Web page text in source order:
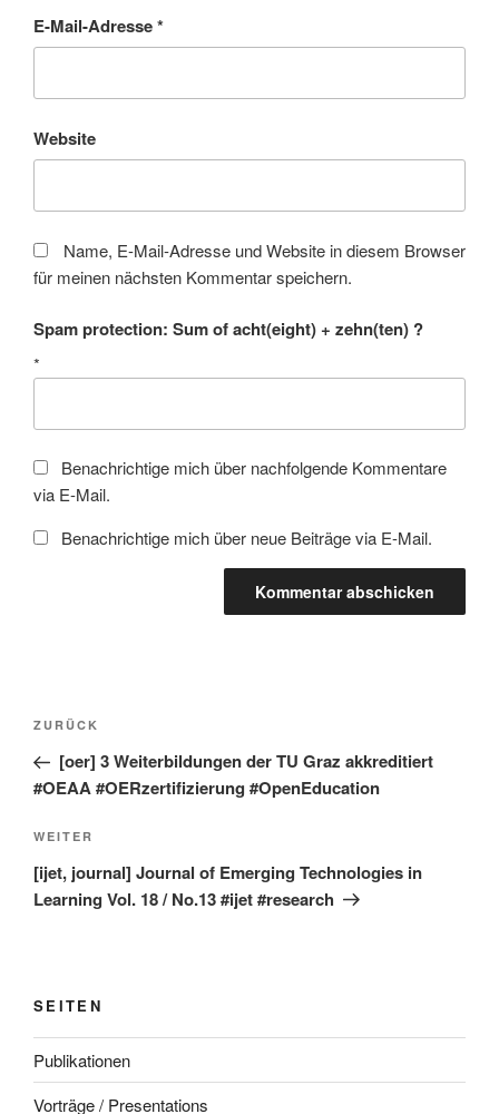
E-Mail-Adresse*
Website
Name, E-Mail-Adresse und Website in diesem Browser
für meinen nächsten Kommentar speichern.
Spam protection: Sum of acht(eight) + zehn(ten) ?
*
Benachrichtige mich über nachfolgende Kommentare
via E-Mail.
Benachrichtige mich über neue Beiträge via E-Mail.
Beitragsnavigation
Vorheriger
Beitrag
ZURÜCK
[oer] 3 Weiterbildungen der TU Graz akkreditiert
#OEAA #OERzertifizierung #OpenEducation
Nächster
Beitrag
WEITER
[ijet, journal] Journal of Emerging Technologies in
Learning Vol. 18 / No.13 #ijet #research
SEITEN
Publikationen
Vorträge / Presentations